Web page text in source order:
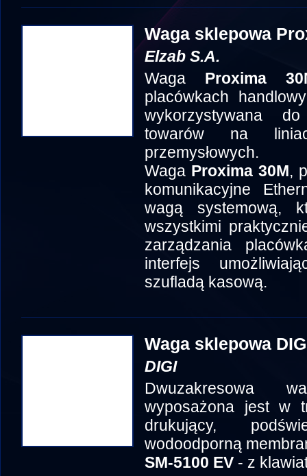
Waga sklepowa
Elzab S.A.
Waga Proxima
placówkach
wykorzystywana
towarów na
przemysłowych.
Waga Proxima 30M,
komunikacyjne
wagą systemową,
wszystkimi
zarządzania
interfejs
szufladą kasową.
Waga sklepowa
DIGI
Dwuzakresowa
wyposażona jest w
drukujący,
wodoodporną
SM-5100 EV - z